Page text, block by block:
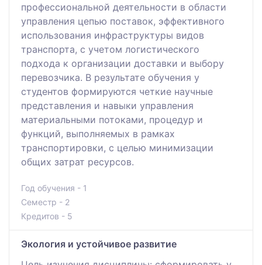
профессиональной деятельности в области
управления цепью поставок, эффективного
использования инфраструктуры видов
транспорта, с учетом логистического
подхода к организации доставки и выбору
перевозчика. В результате обучения у
студентов формируются четкие научные
представления и навыки управления
материальными потоками, процедур и
функций, выполняемых в рамках
транспортировки, с целью минимизации
общих затрат ресурсов.
Год обучения - 1
Семестр - 2
Кредитов - 5
Экология и устойчивое развитие